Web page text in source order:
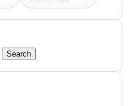
Search